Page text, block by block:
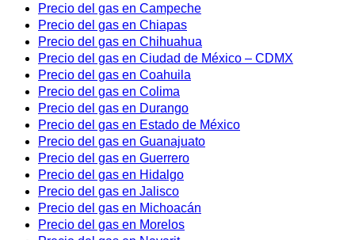
Precio del gas en Campeche
Precio del gas en Chiapas
Precio del gas en Chihuahua
Precio del gas en Ciudad de México – CDMX
Precio del gas en Coahuila
Precio del gas en Colima
Precio del gas en Durango
Precio del gas en Estado de México
Precio del gas en Guanajuato
Precio del gas en Guerrero
Precio del gas en Hidalgo
Precio del gas en Jalisco
Precio del gas en Michoacán
Precio del gas en Morelos